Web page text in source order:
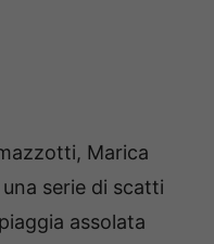
Marica
serie di scatti
assolata